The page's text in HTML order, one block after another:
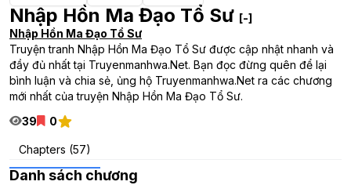
Nhập Hồn Ma Đạo Tổ Sư [-]
Nhập Hồn Ma Đạo Tổ Sư
Truyện tranh Nhập Hồn Ma Đạo Tổ Sư được cập nhật nhanh và
đầy đủ nhất tại Truyenmanhwa.Net. Bạn đọc đừng quên để lại
bình luận và chia sẻ, ủng hộ Truyenmanhwa.Net ra các chương
mới nhất của truyện Nhập Hồn Ma Đạo Tổ Sư.
39
0
Chapters (57)
Danh sách chương